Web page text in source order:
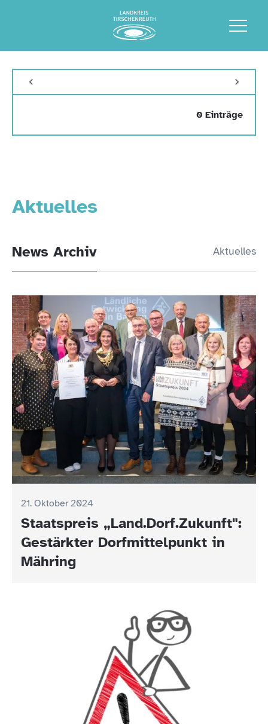
Aktuelles
News Archiv Aktuelles
21. Oktober 2024
Staatspreis „Land.Dorf.Zukunft":
Gestärkter Dorfmittelpunkt in
Mähring
0 Einträge